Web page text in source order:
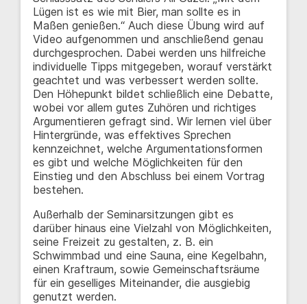
Lügen ist es wie mit Bier, man sollte es in
Maßen genießen.“ Auch diese Übung wird auf
Video aufgenommen und anschließend genau
durchgesprochen. Dabei werden uns hilfreiche
individuelle Tipps mitgegeben, worauf verstärkt
geachtet und was verbessert werden sollte.
Den Höhepunkt bildet schließlich eine Debatte,
wobei vor allem gutes Zuhören und richtiges
Argumentieren gefragt sind. Wir lernen viel über
Hintergründe, was effektives Sprechen
kennzeichnet, welche Argumentationsformen
es gibt und welche Möglichkeiten für den
Einstieg und den Abschluss bei einem Vortrag
bestehen.
Außerhalb der Seminarsitzungen gibt es
darüber hinaus eine Vielzahl von Möglichkeiten,
seine Freizeit zu gestalten, z. B. ein
Schwimmbad und eine Sauna, eine Kegelbahn,
einen Kraftraum, sowie Gemeinschaftsräume
für ein geselliges Miteinander, die ausgiebig
genutzt werden.